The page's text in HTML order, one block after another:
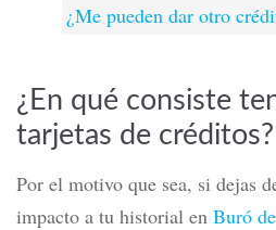
¿Me pueden dar otro
¿En qué consiste
tarjetas de créditos?
Por el motivo que sea, si dejas
impacto a tu historial en Buró